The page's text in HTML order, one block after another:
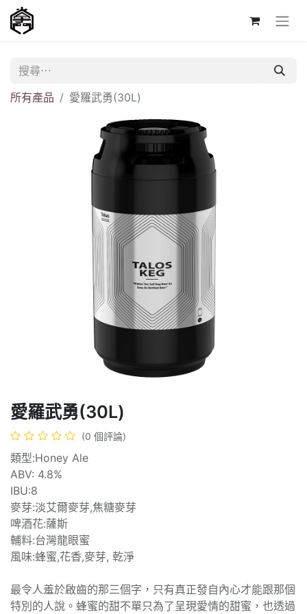
所有產品 愛羅武勇(30L)
愛羅武勇(30L)
(0 個評論)
類型:Honey Ale
ABV: 4.8%
IBU:8
麥芽:淡艾爾麥芽,焦糖麥芽
啤酒花:薩斯
輔料:台灣龍眼蜜
風味:蜂蜜,花香,麥芽, 乾淨
最令人羞於啟齒的那三個字，只有真正發自內心才能跟那個
特別的人說。蜂蜜的甜不單只為了呈現愛情的甜蜜，也透過